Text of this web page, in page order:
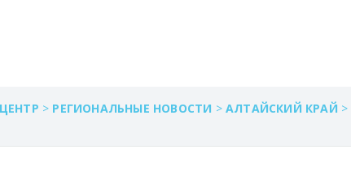
> РЕГИОНАЛЬНЫЕ НОВОСТИ >АЛТАЙСКИЙ КРАЙ >